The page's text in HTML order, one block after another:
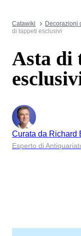
Catawiki Decorazioni
di tappeti esclusivi
Asta di
Curata da Richard
Esperto di